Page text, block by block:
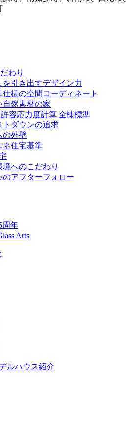
わり
を引き出すデザイン力
様の空間コーディネート
自然素材の家
容応力度計算 全棟標準
トダウンの追求
の外壁
ネ住宅基準
へのこだわり
のアフターフォロー
周年
Arts
ルハウス紹介